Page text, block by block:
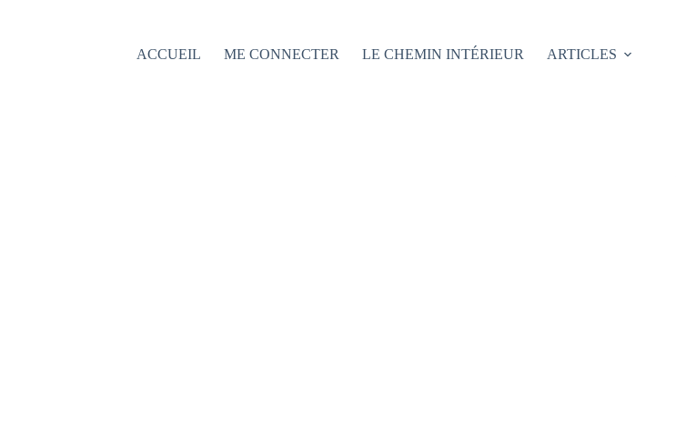
ACCUEIL
ME CONNECTER LE CHEMIN INTÉRIEUR ARTICLES